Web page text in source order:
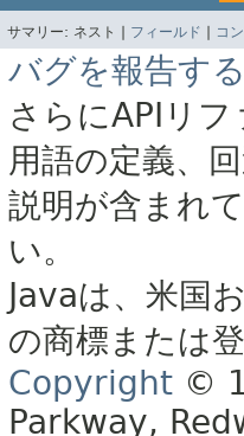
サマリー: ネスト | フィールド | コ
バグを報告す
さらにAPIリ
用語の定義、
説明が含まれ
い。
Javaは、米国
の商標または
Copyright ©
Parkway,